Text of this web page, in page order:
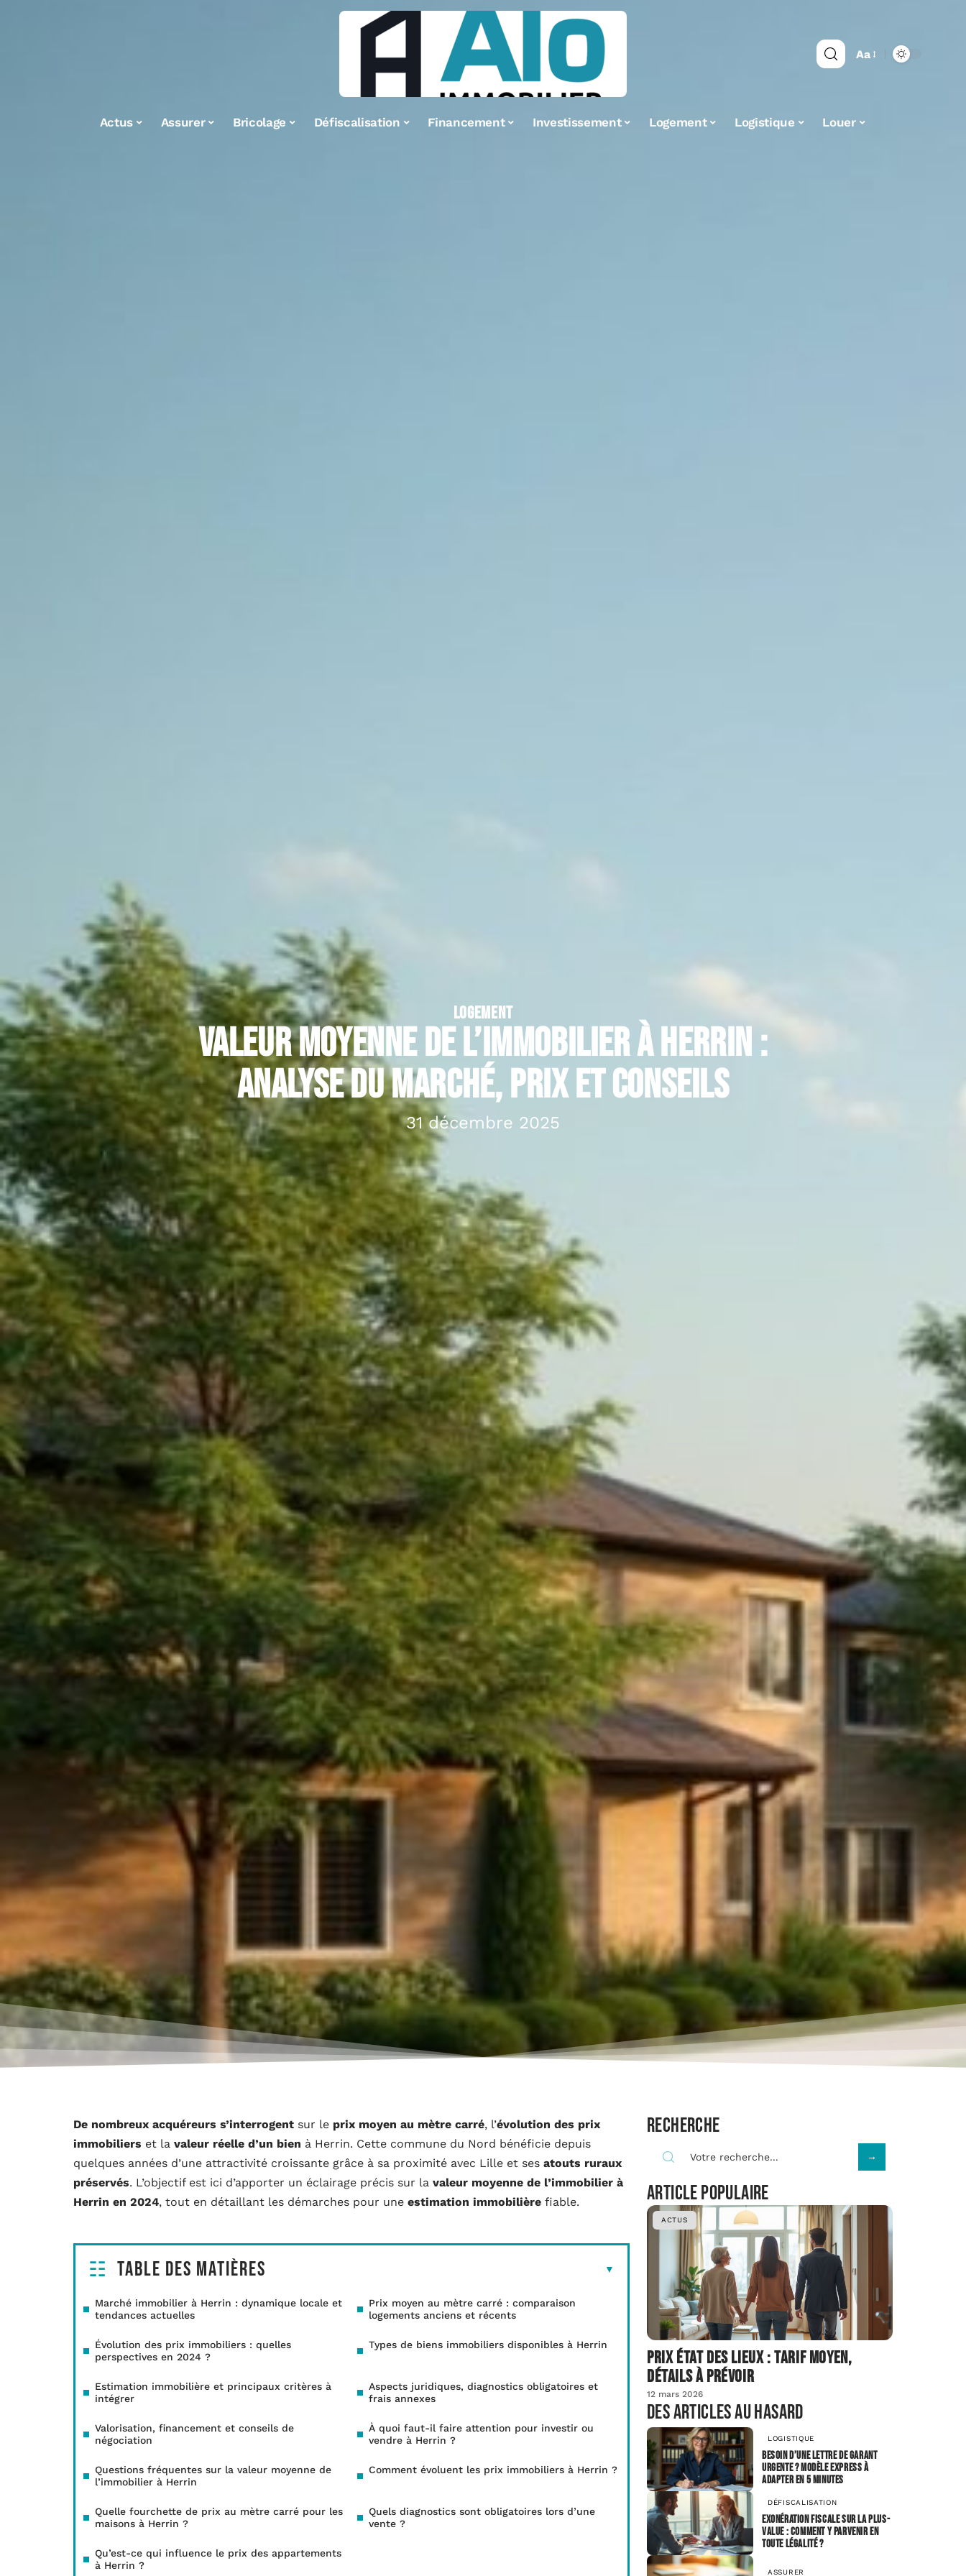
Aa
Actus Assurer Bricolage Défiscalisation Financement Investissement Logement Logistique Louer
LOGEMENT
Valeur moyenne de l’immobilier à herrin :
analyse du marché, prix et conseils
31 décembre 2025
De nombreux acquéreurs s’interrogent sur le prix moyen au mètre carré, l’évolution des prix
immobiliers et la valeur réelle d’un bien à Herrin. Cette commune du Nord bénéficie depuis
quelques années d’une attractivité croissante grâce à sa proximité avec Lille et ses atouts ruraux
préservés. L’objectif est ici d’apporter un éclairage précis sur la valeur moyenne de l’immobilier à
Herrin en 2024, tout en détaillant les démarches pour une estimation immobilière fiable.
Table des matières
Marché immobilier à Herrin : dynamique locale et
tendances actuelles
Prix moyen au mètre carré : comparaison
logements anciens et récents
Évolution des prix immobiliers : quelles
perspectives en 2024 ?
Types de biens immobiliers disponibles à Herrin
Estimation immobilière et principaux critères à
intégrer
Aspects juridiques, diagnostics obligatoires et
frais annexes
Valorisation, financement et conseils de
négociation
À quoi faut-il faire attention pour investir ou
vendre à Herrin ?
Questions fréquentes sur la valeur moyenne de
l’immobilier à Herrin
Comment évoluent les prix immobiliers à Herrin ?
Quelle fourchette de prix au mètre carré pour les
maisons à Herrin ?
Quels diagnostics sont obligatoires lors d’une
vente ?
Qu’est-ce qui influence le prix des appartements
à Herrin ?
Recherche
Article populaire
ACTUS
Prix état des lieux : tarif moyen,
détails à prévoir
12 mars 2026
Des articles au hasard
LOGISTIQUE
Besoin d’une lettre de garant
urgente ? Modèle express à
adapter en 5 minutes
DÉFISCALISATION
Exonération fiscale sur la plus-
value : comment y parvenir en
toute légalité ?
ASSURER